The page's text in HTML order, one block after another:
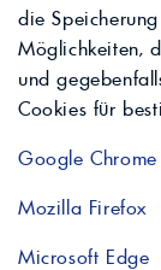
die
Möglichkeiten,
und
Cookies für
Google Chrome
Mozilla Firefox
Microsoft Edge